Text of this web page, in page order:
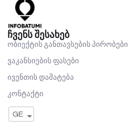
ჩვენს შესახებ
ობიექტის განთავსების პირობები
ვაკანსიების ფასები
ივენთის დამატება
კონტაქტი
GE